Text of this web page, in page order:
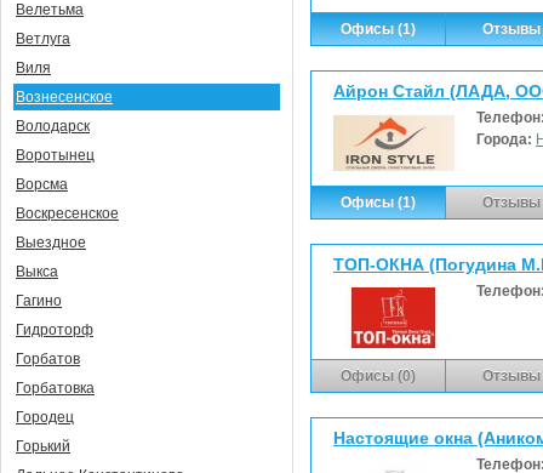
Офисы (1) Отзывы
Айрон Стайл (ЛАДА,
Города:
Офисы (1) Отзывы
ТОП-ОКНА (Погудина
Офисы (0) Отзывы
Настоящие окна
Велетьма
Ветлуга
Виля
Вознесенское
Володарск
Воротынец
Ворсма
Воскресенское
Выездное
Выкса
Гагино
Гидроторф
Горбатов
Горбатовка
Городец
Горький